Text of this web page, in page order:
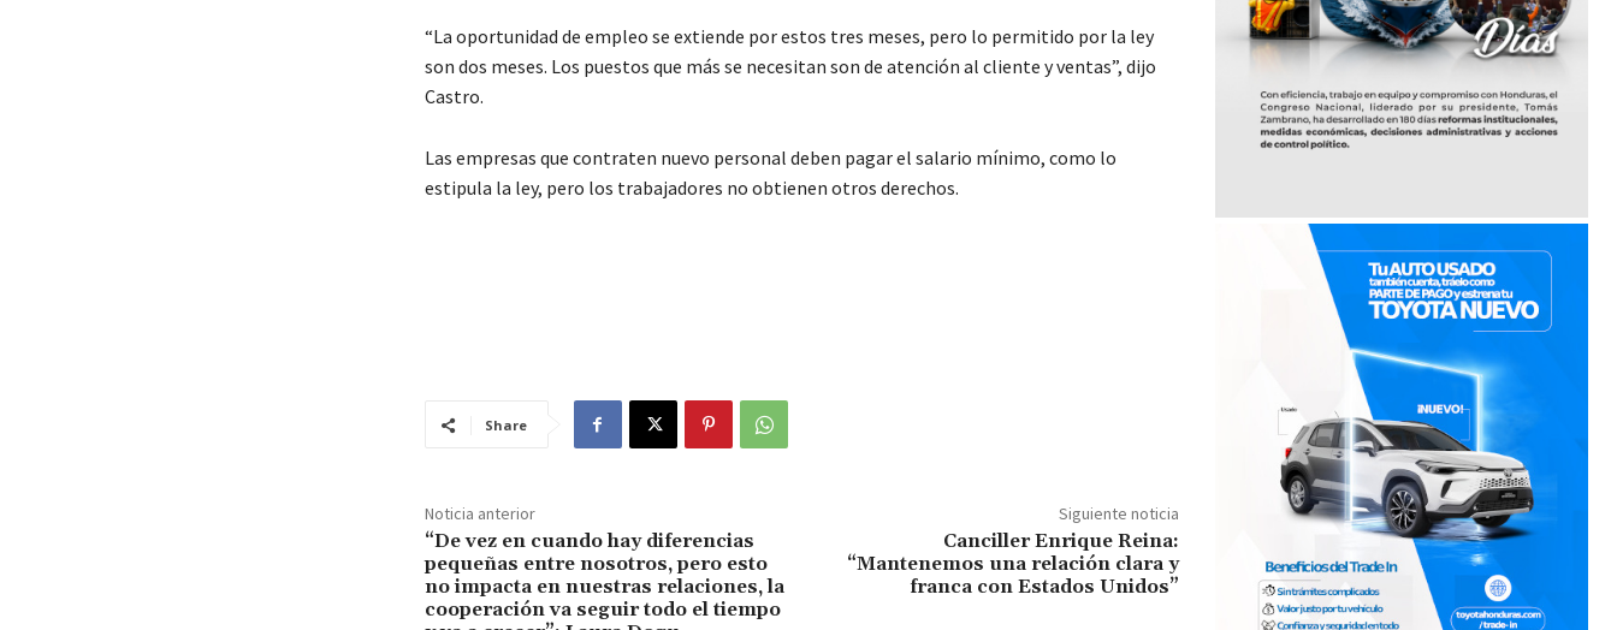
“La oportunidad de empleo se extiende por estos tres meses, pero lo permitido por la ley
son dos meses. Los puestos que más se necesitan son de atención al cliente y ventas”, dijo
Castro.
Las empresas que contraten nuevo personal deben pagar el salario mínimo, como lo
estipula la ley, pero los trabajadores no obtienen otros derechos.
Share
Noticia anterior
“De vez en cuando hay diferencias
pequeñas entre nosotros, pero esto
no impacta en nuestras relaciones, la
cooperación va seguir todo el tiempo
Siguiente noticia
Canciller Enrique Reina:
“Mantenemos una relación clara y
franca con Estados Unidos”